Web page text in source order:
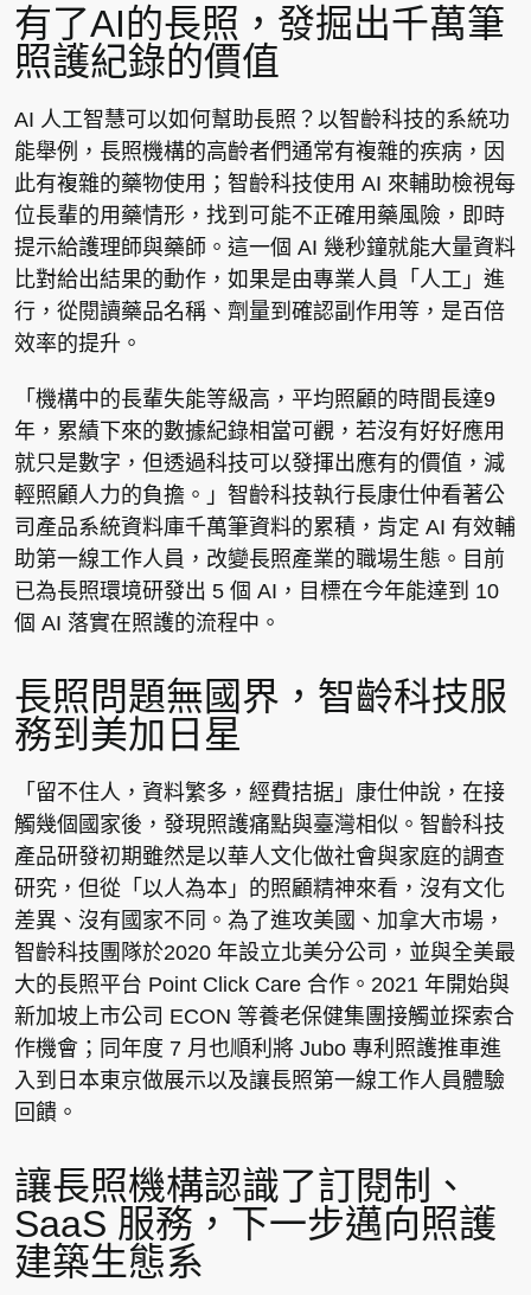
有了AI的長照，發掘出千萬筆
照護紀錄的價值
AI 人工智慧可以如何幫助長照？以智齡科技的系統功
能舉例，長照機構的高齡者們通常有複雜的疾病，因
此有複雜的藥物使用；智齡科技使用 AI 來輔助檢視每
位長輩的用藥情形，找到可能不正確用藥風險，即時
提示給護理師與藥師。這一個 AI 幾秒鐘就能大量資料
比對給出結果的動作，如果是由專業人員「人工」進
行，從閱讀藥品名稱、劑量到確認副作用等，是百倍
效率的提升。
「機構中的長輩失能等級高，平均照顧的時間長達9
年，累績下來的數據紀錄相當可觀，若沒有好好應用
就只是數字，但透過科技可以發揮出應有的價值，減
輕照顧人力的負擔。」智齡科技執行長康仕仲看著公
司產品系統資料庫千萬筆資料的累積，肯定 AI 有效輔
助第一線工作人員，改變長照產業的職場生態。目前
已為長照環境研發出 5 個 AI，目標在今年能達到 10
個 AI 落實在照護的流程中。
長照問題無國界，智齡科技服
務到美加日星
「留不住人，資料繁多，經費拮据」康仕仲說，在接
觸幾個國家後，發現照護痛點與臺灣相似。智齡科技
產品研發初期雖然是以華人文化做社會與家庭的調查
研究，但從「以人為本」的照顧精神來看，沒有文化
差異、沒有國家不同。為了進攻美國、加拿大市場，
智齡科技團隊於2020 年設立北美分公司，並與全美最
大的長照平台 Point Click Care 合作。2021 年開始與
新加坡上市公司 ECON 等養老保健集團接觸並探索合
作機會；同年度 7 月也順利將 Jubo 專利照護推車進
入到日本東京做展示以及讓長照第一線工作人員體驗
回饋。
讓長照機構認識了訂閱制、
SaaS 服務，下一步邁向照護
建築生態系